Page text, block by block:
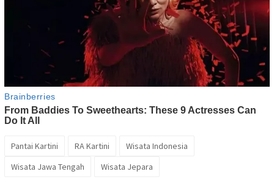
Pantai Kartini RA Kartini
Wisata Indonesia
Wisata Jawa Tengah
Wisata Jepara